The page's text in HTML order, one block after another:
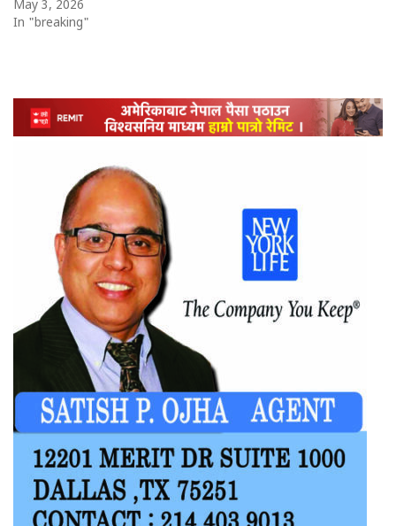
May 3, 2026
In "breaking"